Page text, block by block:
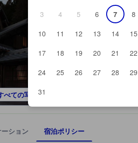
3
4 5 6 7 8
10
11 12 13 14 15
17
18 19 20 21 22
24
25 26 27 28 29
31
べての写真を見る
ーション 宿泊ポリシー